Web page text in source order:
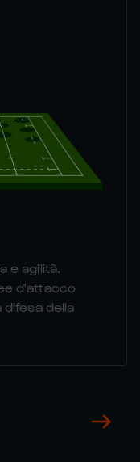
e agilità.
d'attacco
della